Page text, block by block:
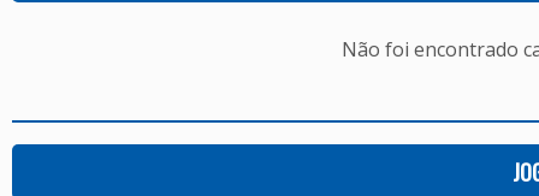
Não foi encontrado